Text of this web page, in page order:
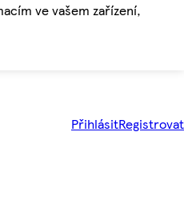
ve vašem zařízení,
PřihlásitRegistrovat